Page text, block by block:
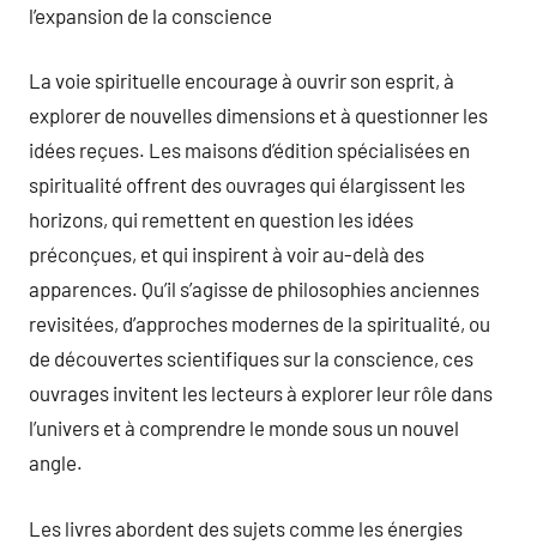
l’expansion de la conscience
La voie spirituelle encourage à ouvrir son esprit, à
explorer de nouvelles dimensions et à questionner les
idées reçues. Les maisons d’édition spécialisées en
spiritualité offrent des ouvrages qui élargissent les
horizons, qui remettent en question les idées
préconçues, et qui inspirent à voir au-delà des
apparences. Qu’il s’agisse de philosophies anciennes
revisitées, d’approches modernes de la spiritualité, ou
de découvertes scientifiques sur la conscience, ces
ouvrages invitent les lecteurs à explorer leur rôle dans
l’univers et à comprendre le monde sous un nouvel
angle.
Les livres abordent des sujets comme les énergies